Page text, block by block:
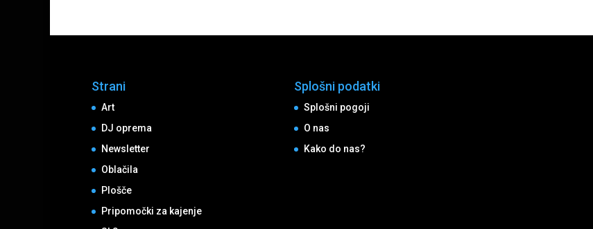
Strani
Art
DJ oprema
Newsletter
Oblačila
Plošče
Pripomočki za kajenje
Splošni podatki
Splošni pogoji
O nas
Kako do nas?